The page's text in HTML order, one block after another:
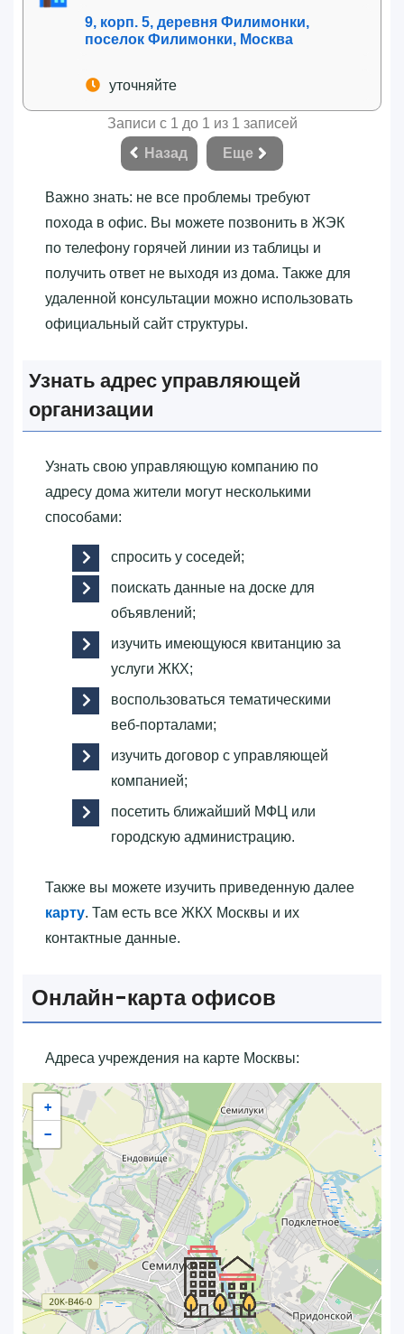
9, корп. 5, деревня Филимонки,
поселок Филимонки, Москва
уточняйте
Записи с 1 до 1 из 1 записей
Назад
Еще
Важно знать: не все проблемы требуют
похода в офис. Вы можете позвонить в ЖЭК
по телефону горячей линии из таблицы и
получить ответ не выходя из дома. Также для
удаленной консультации можно использовать
официальный сайт структуры.
Узнать адрес управляющей
организации
Узнать свою управляющую компанию по
адресу дома жители могут несколькими
способами:
спросить у соседей;
поискать данные на доске для
объявлений;
изучить имеющуюся квитанцию за
услуги ЖКХ;
воспользоваться тематическими
веб-порталами;
изучить договор с управляющей
компанией;
посетить ближайший МФЦ или
городскую администрацию.
Также вы можете изучить приведенную далее
карту. Там есть все ЖКХ Москвы и их
контактные данные.
Онлайн-карта офисов
Адреса учреждения на карте Москвы:
+
−